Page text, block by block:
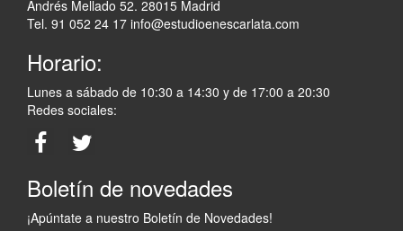
Andrés Mellado 52. 28015 Madrid
Tel. 91 052 24 17 info@estudioenescarlata.com
Horario:
Lunes a sábado de 10:30 a 14:30 y de 17:00 a 20:30
Redes sociales:
Boletín de novedades
¡Apúntate a nuestro Boletín de Novedades!